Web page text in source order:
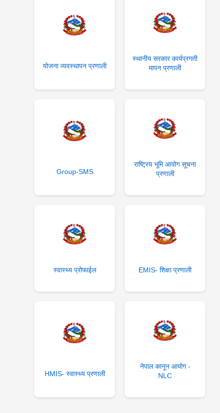
योजना व्यवस्थापन प्रणाली
स्थानीय सरकार कार्यप्रगती
मापन प्रणाली
Group-SMS
राष्ट्रिय भूमि आयोग सूचना
प्रणाली
स्वास्थ्य प्रोफाईल EMIS- शिक्षा प्रणाली
HMIS- स्वास्थ्य प्रणाली
नेपाल कानून आयोग -
NLC